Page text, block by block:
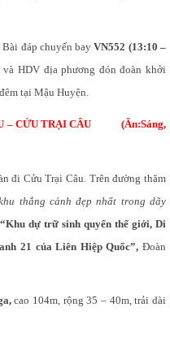
Bài đáp chuyến bayVN552 (13:10 –
HDV địa phương đón đoàn khởi
tại Mậu Huyện.
– CỬU TRẠI CÂU (Ăn:Sáng,
đi Cửu Trại Câu. Trên đường thăm
thắng cảnh đẹp nhất trong dãy
“Khu dự trữ sinh quyển thế giới, Di
21 của Liên Hiệp Quốc”, Đoàn
cao 104m, rộng 35 – 40m, trải dài